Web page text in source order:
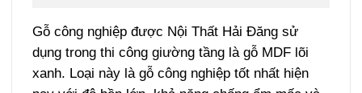
Gỗ công nghiệp được Nội Thất Hải Đăng sử
dụng trong thi công giường tầng là gỗ MDF lõi
xanh. Loại này là gỗ công nghiệp tốt nhất hiện